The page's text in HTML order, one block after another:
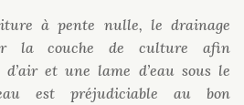
à pente nulle, le drainage
la couche de culture afin
d’air et une lame d’eau sous le
est préjudiciable au bon